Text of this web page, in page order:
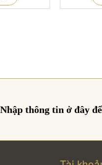
Nhập thông tin ở đây